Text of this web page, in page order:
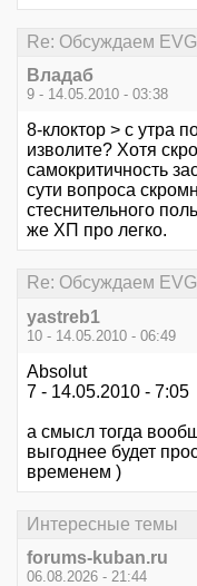
Re: Обсуждаем
Владаб
9 - 14.05.2010 - 03:38
8-клоктор > с утра
изволите? Хотя
самокритичность
сути вопроса
стеснительного
же ХП про легко.
Re: Обсуждаем
yastreb1
10 - 14.05.2010 - 06:49
Absolut
7 - 14.05.2010 - 7:05
а смысл тогда
выгоднее будет
временем )
Интересные темы
forums-kuban.ru
06.08.2026 - 21:44